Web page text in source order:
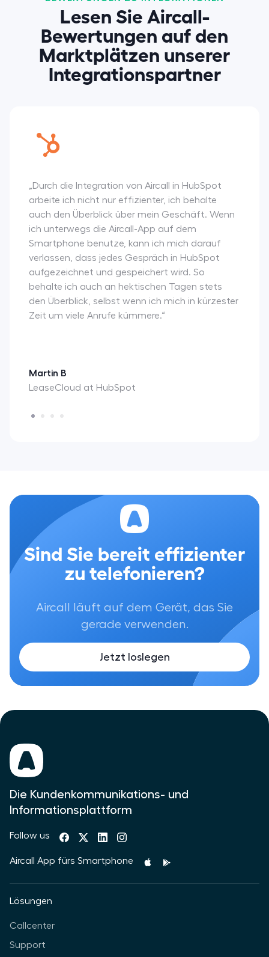
Lesen Sie Aircall-
Bewertungen auf den
Marktplätzen unserer
Integrationspartner
„Durch die Integration von Aircall in HubSpot
arbeite ich nicht nur effizienter, ich behalte
auch den Überblick über mein Geschäft. Wenn
ich unterwegs die Aircall-App auf dem
Smartphone benutze, kann ich mich darauf
verlassen, dass jedes Gespräch in HubSpot
aufgezeichnet und gespeichert wird. So
behalte ich auch an hektischen Tagen stets
den Überblick, selbst wenn ich mich in kürzester
Zeit um viele Anrufe kümmere.“
Martin B
LeaseCloud at HubSpot
Sind Sie bereit effizienter
zu telefonieren?
Aircall läuft auf dem Gerät, das Sie
gerade verwenden.
Jetzt loslegen
Die Kundenkommunikations- und
Informationsplattform
Follow us
Aircall App fürs Smartphone
Lösungen
Callcenter
Support